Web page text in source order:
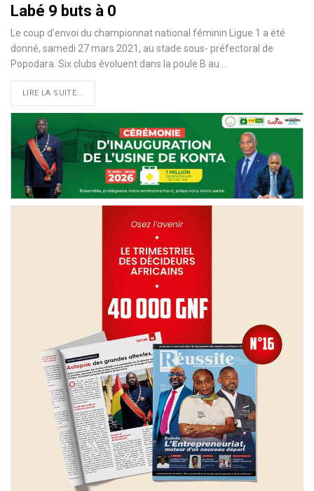
Labé 9 buts à 0
Le coup d’envoi du championnat national féminin Ligue 1 a été
donné, samedi 27 mars 2021, au stade sous- préfectoral de
Popodara. Six clubs évoluent dans la poule B au
LIRE LA SUITE...